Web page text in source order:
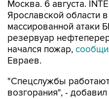
массированной атаки
резервуар
начался пожар,
Евраев.
"Спецслужбы работают
В регионе объявлен